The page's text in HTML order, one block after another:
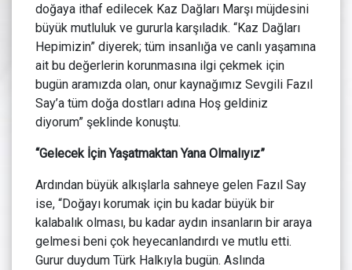
doğaya ithaf edilecek Kaz Dağları Marşı müjdesini
büyük mutluluk ve gururla karşıladık. “Kaz Dağları
Hepimizin” diyerek; tüm insanlığa ve canlı yaşamına
ait bu değerlerin korunmasına ilgi çekmek için
bugün aramızda olan, onur kaynağımız Sevgili Fazıl
Say’a tüm doğa dostları adına Hoş geldiniz
diyorum” şeklinde konuştu.
“Gelecek İçin Yaşatmaktan Yana Olmalıyız”
Ardından büyük alkışlarla sahneye gelen Fazıl Say
ise, “Doğayı korumak için bu kadar büyük bir
kalabalık olması, bu kadar aydın insanların bir araya
gelmesi beni çok heyecanlandırdı ve mutlu etti.
Gurur duydum Türk Halkıyla bugün. Aslında